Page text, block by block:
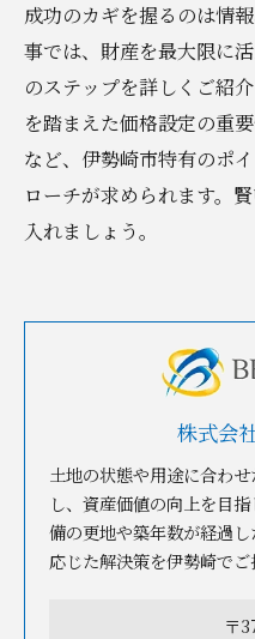
成功のカギを握るのは情
事では、財産を最大限に
のステップを詳しくご紹
を踏まえた価格設定の重
など、伊勢崎市特有のポ
ローチが求められます。
入れましょう。
株式会
土地の状態や用途に合わ
し、資産価値の向上を目
備の更地や築年数が経過
応じた解決策を伊勢崎でご
〒